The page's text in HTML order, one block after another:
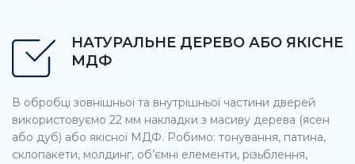
НАТУРАЛЬНЕ ДЕРЕВО АБО ЯКІСНЕ
МДФ
В обробці зовнішньої та внутрішньої частини дверей
використовуємо 22 мм накладки з масиву дерева (ясен
або дуб) або якісної МДФ. Робимо: тонування, патина,
склопакети, молдинг, об’ємні елементи, різьблення,